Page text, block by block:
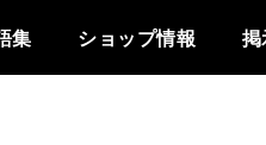
集 ショップ情報